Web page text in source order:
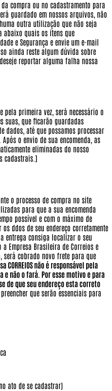
compra ou no cadastramento para
guardado em nossos arquivos, não
outra utilização que não seja
abaixo quais os itens que
e Segurança e envie um e-mail
ainda reste algum dúvida sobre
reportar alguma falha nossa
pela primeira vez, será necessário o
suas, que ficarão guardadas
dados, até que possamos processar
o envio de sua encomenda, as
eliminadas do nosso
cadastrais.]
o processo de compra no site
para que a sua encomenda
possível e com o máximo de
ddos de seu endereço corretamente
entrega consiga localizar o seu
Empresa Brasileira de Correios e
será cobrado novo frete para que
CORREIOS não é responsável pela
não o fará. Por esse motivo e para
de que seu endereço esta correto
que serão essenciais para
ato de se cadastrar)